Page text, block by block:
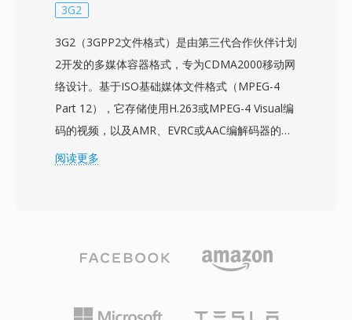
AVCHD支持逐行和隔行扫描模式，适用于电影风
含用于导航录制片段的播放列表文件，录制到兼容
光盘介质时可与蓝光播放器兼容。增强版AVCHD
2.0增加了对1080/60p逐行录制和3D立体视频的
支持。该格式在摄像机市场中仍被广泛使用，并继
续获得主流视频编辑软件的支持。
3G2
3G2（3GPP2文件格式）是由第三代合作伙伴计划
2开发的多媒体容器格式，专为CDMA2000移动网
络设计。基于ISO基础媒体文件格式（MPEG-4
Part 12），它存储使用H.263或MPEG-4 Visual编
码的视频，以及AMR、EVRC或AAC编解码器的音
频。该规范于2003年12月首次发布，旨在为基于
动设备上尤为高效。该容器支持多轨道、定时文本
代中期CDMA手机的近乎通用兼容性，确保在各类
阅读更多